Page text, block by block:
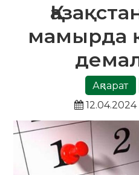
мамырда
Ақпарат
12.04.2024